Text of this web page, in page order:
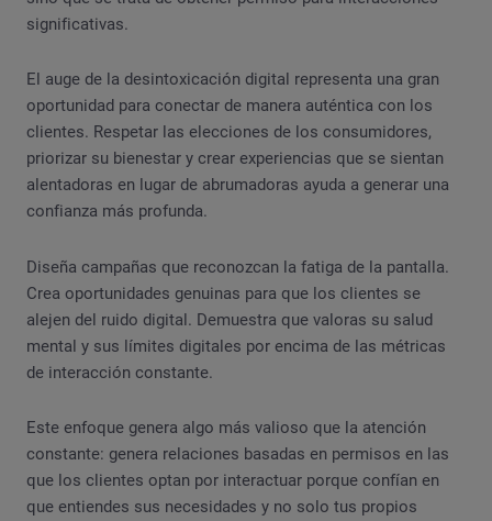
significativas.
El auge de la desintoxicación digital representa una gran
oportunidad para conectar de manera auténtica con los
clientes. Respetar las elecciones de los consumidores,
priorizar su bienestar y crear experiencias que se sientan
alentadoras en lugar de abrumadoras ayuda a generar una
confianza más profunda.
Diseña campañas que reconozcan la fatiga de la pantalla.
Crea oportunidades genuinas para que los clientes se
alejen del ruido digital. Demuestra que valoras su salud
mental y sus límites digitales por encima de las métricas
de interacción constante.
Este enfoque genera algo más valioso que la atención
constante: genera relaciones basadas en permisos en las
que los clientes optan por interactuar porque confían en
que entiendes sus necesidades y no solo tus propios